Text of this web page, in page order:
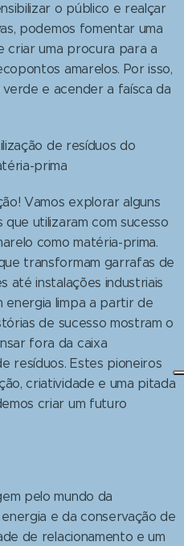
o público e realçar
podemos fomentar uma
criar uma procura para a
amarelos. Por isso,
e acender a faísca da
de resíduos do
prima
Vamos explorar alguns
utilizaram com sucesso
como matéria-prima.
transformam garrafas de
até instalações industriais
energia limpa a partir de
de sucesso mostram o
fora da caixa
resíduos. Estes pioneiros
criatividade e uma pitada
criar um futuro
pelo mundo da
e da conservação de
de relacionamento e um